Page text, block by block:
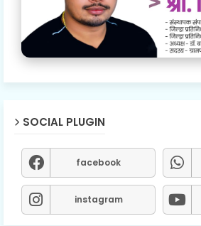
SOCIAL PLUGIN
facebook
instagram